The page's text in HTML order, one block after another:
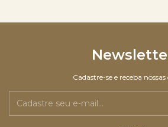
Cadastre-se e receba nossas